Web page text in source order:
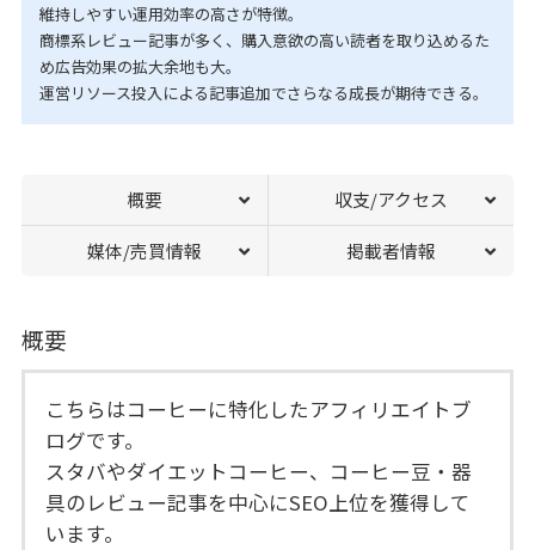
維持しやすい運用効率の高さが特徴。
商標系レビュー記事が多く、購入意欲の高い読者を取り込めるた
め広告効果の拡大余地も大。
運営リソース投入による記事追加でさらなる成長が期待できる。
概要 収支/アクセス
媒体/売買情報 掲載者情報
概要
こちらはコーヒーに特化したアフィリエイトブ
ログです。
スタバやダイエットコーヒー、コーヒー豆・器
具のレビュー記事を中心にSEO上位を獲得して
います。